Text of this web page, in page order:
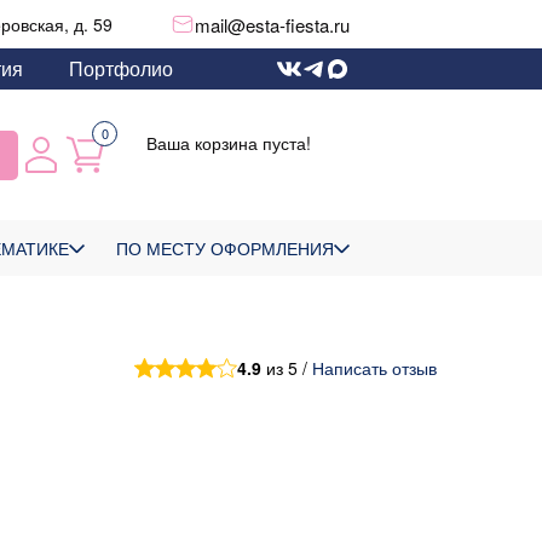
д. 59 mail@esta-fiesta.ru
Портфолио
0 Ваша корзина пуста!
ПО МЕСТУ ОФОРМЛЕНИЯ
4.9 из 5 / Написать отзыв